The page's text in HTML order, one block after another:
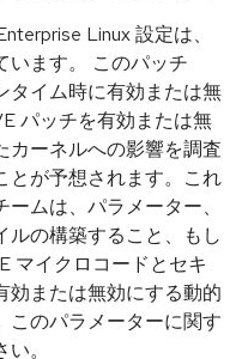
Linux 設定は、
います。 このパッチ
タイム時に有効または無
パッチを有効または無
カーネルへの影響を調査
とが予想されます。これ
ムは、パラメーター、
ルの構築すること、もし
マイクロコードとセキ
効または無効にする動的
このパラメーターに関す
。